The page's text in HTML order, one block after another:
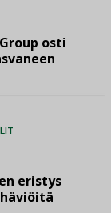
osti
eristys